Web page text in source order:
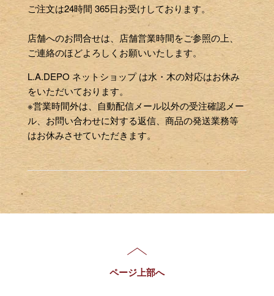
ご注文は24時間 365日お受けしております。
店舗へのお問合せは、店舗営業時間をご参照の上、
ご連絡のほどよろしくお願いいたします。
L.A.DEPO ネットショップ は水・木の対応はお休み
をいただいております。
※営業時間外は、自動配信メール以外の受注確認メー
ル、お問い合わせに対する返信、商品の発送業務等
はお休みさせていただきます。
ページ上部へ